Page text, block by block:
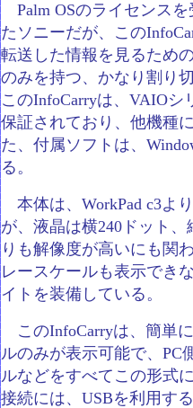
Palm OSのライセンス
たソニーだが、この
転送した情報を見るため
のみを持つ、かなり割り
このInfoCarryは、VAIOシ
保証されており、他機種
た、付属ソフトは、
る。
本体は、WorkPad c3よ
が、液晶は横240ドット、
りも解像度が高いにも関
レースケールも表示でき
イトを装備している。
このInfoCarryは、簡単
ルのみが表示可能で、PC
ルなどをすべてこの形式
接続には、USBを利用す